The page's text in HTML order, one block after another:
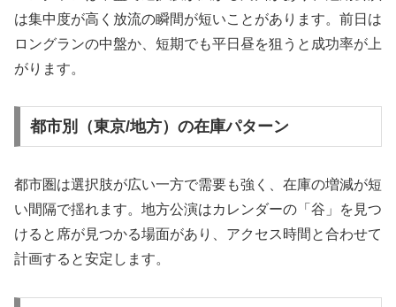
は集中度が高く放流の瞬間が短いことがあります。前日は
ロングランの中盤か、短期でも平日昼を狙うと成功率が上
がります。
都市別（東京/地方）の在庫パターン
都市圏は選択肢が広い一方で需要も強く、在庫の増減が短
い間隔で揺れます。地方公演はカレンダーの「谷」を見つ
けると席が見つかる場面があり、アクセス時間と合わせて
計画すると安定します。